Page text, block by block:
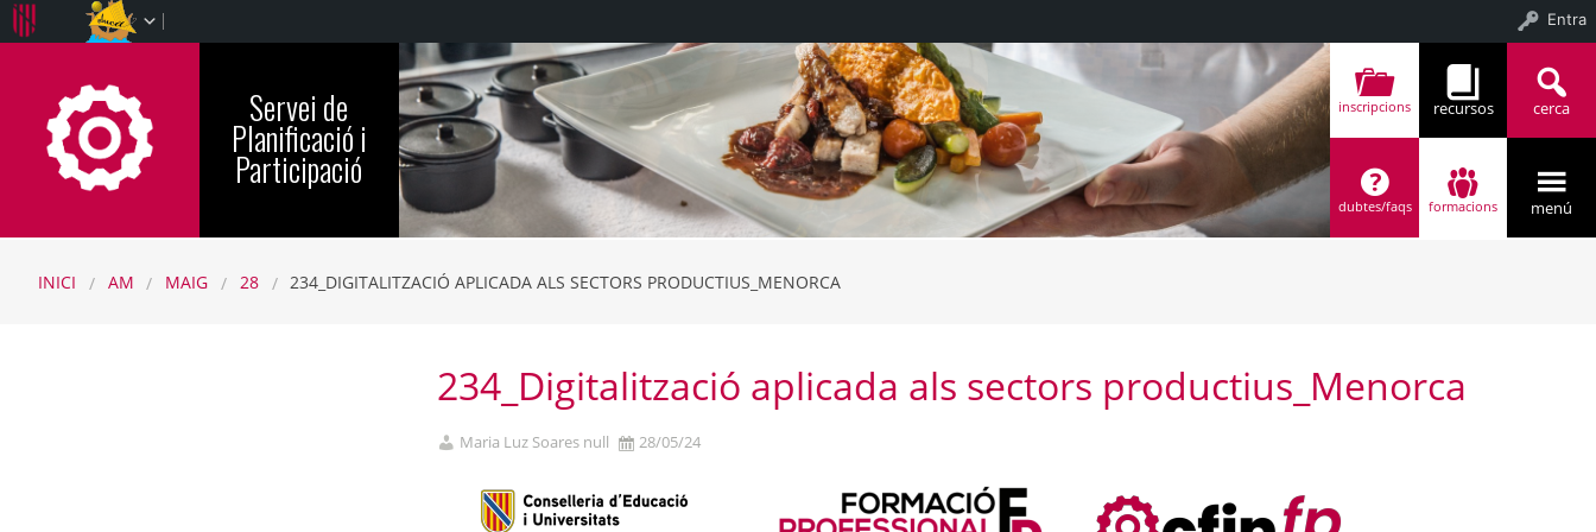
CFINFP-IB Servei de
Planificació i
Participació
inscripcions recursos cerca
dubtes/faqs formacions menú
INICI AM MAIG 28 234_DIGITALITZACIÓ APLICADA ALS SECTORS PRODUCTIUS_MENORCA
234_Digitalització aplicada als sectors productius_Menorca
Maria Luz Soares null 28/05/24
Entra